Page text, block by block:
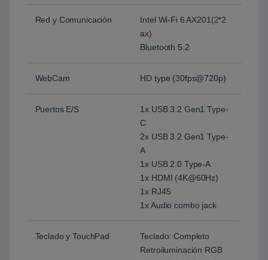
Red y Comunicación
Intel Wi-Fi 6 AX201(2*2
ax)
Bluetooth 5.2
WebCam HD type (30fps@720p)
Puertos E/S
1x USB 3.2 Gen1 Type-
C
2x USB 3.2 Gen1 Type-
A
1x USB 2.0 Type-A
1x HDMI (4K@60Hz)
1x RJ45
1x Audio combo jack
Teclado y TouchPad
Teclado: Completo
Retroiluminación RGB